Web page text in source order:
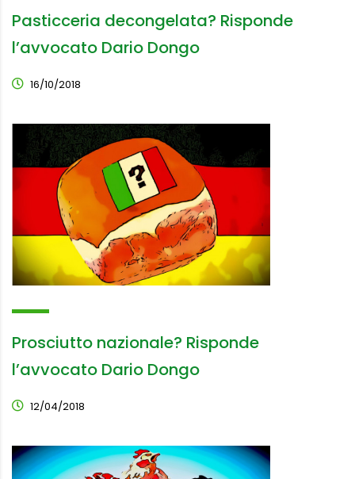
Pasticceria decongelata? Risponde
l’avvocato Dario Dongo
16/10/2018
Prosciutto nazionale? Risponde
l’avvocato Dario Dongo
12/04/2018